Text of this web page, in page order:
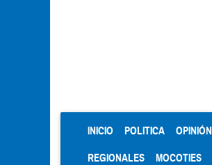
INICIO (CURRENT)
POLITICA OPINIÓN
REGIONALES MOCOTIES